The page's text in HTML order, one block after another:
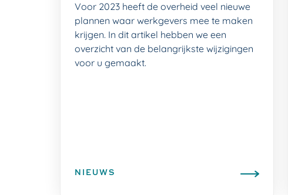
Voor 2023 heeft de overheid veel nieuwe
plannen waar werkgevers mee te maken
krijgen. In dit artikel hebben we een
overzicht van de belangrijkste wijzigingen
voor u gemaakt.
NIEUWS